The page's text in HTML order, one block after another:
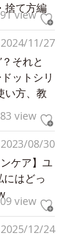
捨て方編
view
2024/11/27
それと
ットシリ
い方、教
view
2023/08/30
ケア】ユ
はどっ
view
2025/12/24